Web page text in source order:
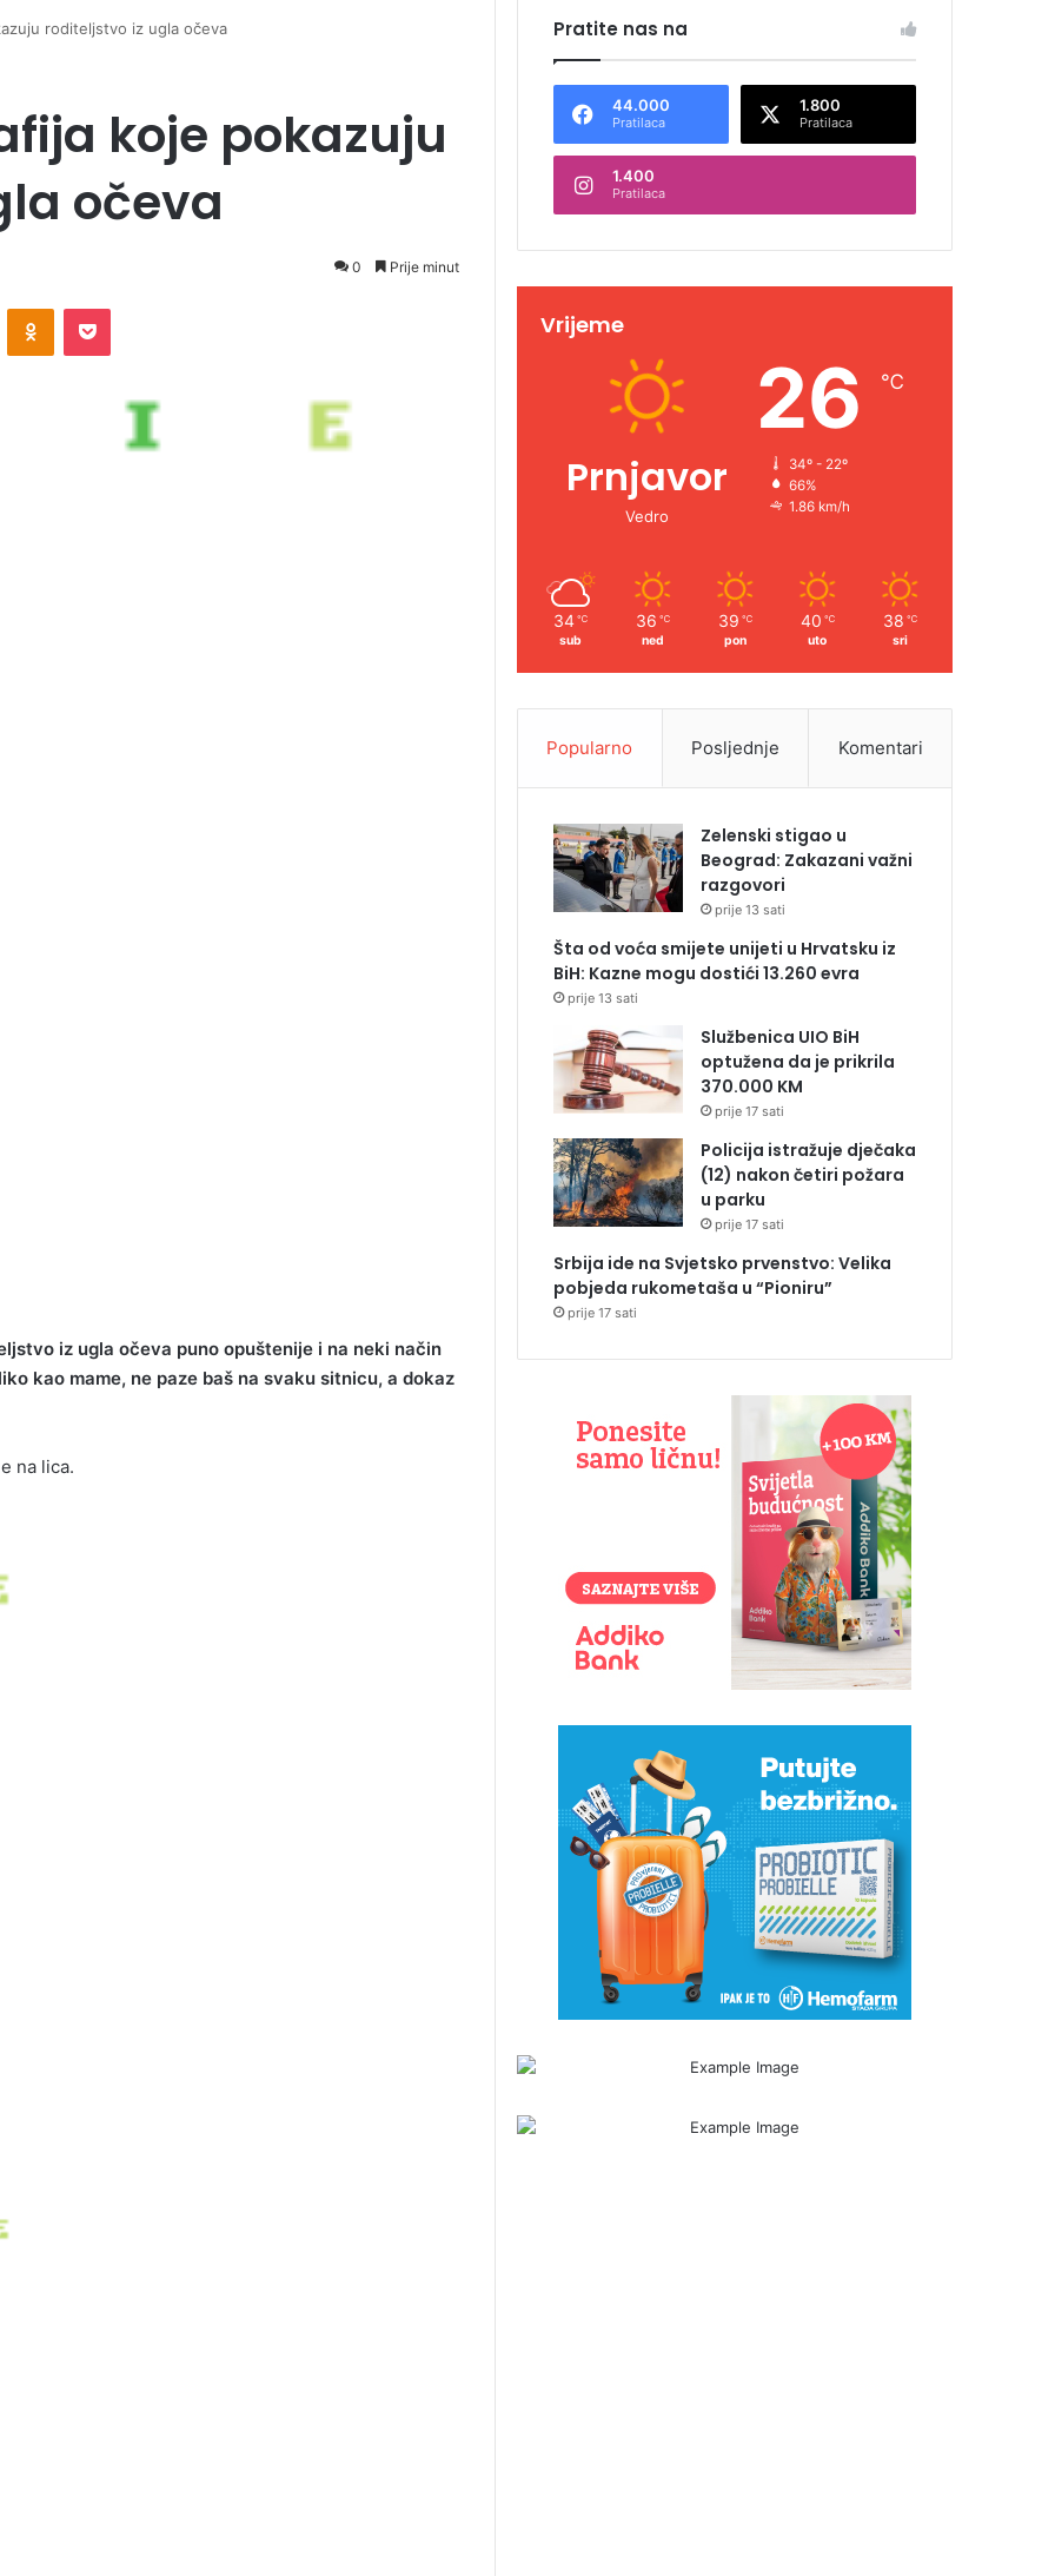
roditeljstvo iz ugla očeva
koje pokazuju
očeva
0 Prije minut
iz ugla očeva puno opuštenije i na neki način
kao mame, ne paze baš na svaku sitnicu, a dokaz
na lica.
Pratite nas na
44.000
Pratilaca
1.800
Pratilaca
1.400
Pratilaca
Vrijeme
Prnjavor
Vedro
26 ℃
34º - 22º
66%
1.86 km/h
34 ℃
sub
36 ℃
ned
39 ℃
pon
40 ℃
uto
38 ℃
sri
Popularno Posljednje Komentari
Zelenski stigao u
Beograd: Zakazani važni
razgovori
prije 13 sati
Šta od voća smijete unijeti u Hrvatsku iz
BiH: Kazne mogu dostići 13.260 evra
prije 13 sati
Službenica UIO BiH
optužena da je prikrila
370.000 KM
prije 17 sati
Policija istražuje dječaka
(12) nakon četiri požara
u parku
prije 17 sati
Srbija ide na Svjetsko prvenstvo: Velika
pobjeda rukometaša u “Pioniru”
prije 17 sati